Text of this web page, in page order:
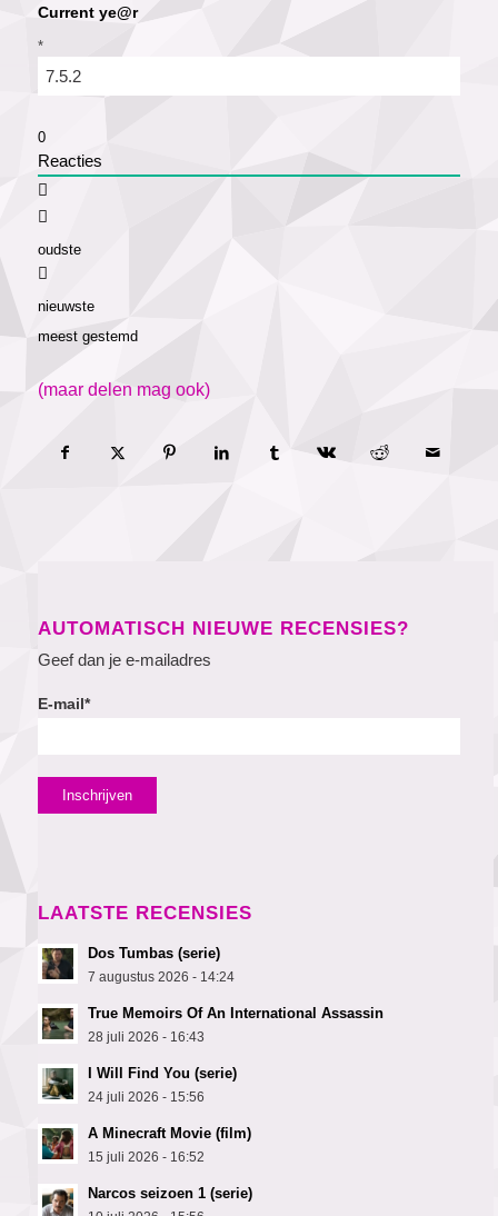
Current ye@r
*
0
Reacties
oudste
nieuwste
meest gestemd
(maar delen mag ook)
AUTOMATISCH NIEUWE RECENSIES?
Geef dan je e-mailadres
E-mail*
LAATSTE RECENSIES
Dos Tumbas (serie)
7 augustus 2026 - 14:24
True Memoirs Of An International Assassin
28 juli 2026 - 16:43
I Will Find You (serie)
24 juli 2026 - 15:56
A Minecraft Movie (film)
15 juli 2026 - 16:52
Narcos seizoen 1 (serie)